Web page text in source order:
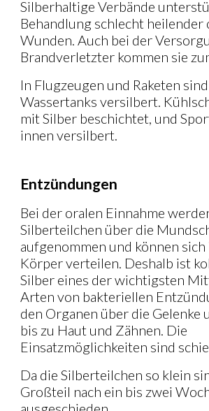
Silberhaltige Verbände
Behandlung schlecht
Wunden. Auch bei der
Brandverletzter kommen sie
In Flugzeugen und Raketen
Wassertanks versilbert.
mit Silber beschichtet, und
innen versilbert.
Entzündungen
Bei der oralen Einnahme
Silberteilchen über die
aufgenommen und können sich
Körper verteilen. Deshalb ist
Silber eines der wichtigsten
Arten von bakteriellen
den Organen über die Gelenke
bis zu Haut und Zähnen. Die
Einsatzmöglichkeiten sind
Da die Silberteilchen so klein
Großteil nach ein bis zwei